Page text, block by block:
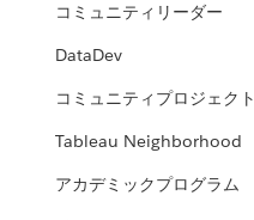
コミュニティリーダー
DataDev
コミュニティプロジェクト
Tableau Neighborhood
アカデミックプログラム